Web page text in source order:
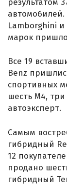
результатом
Lamborghini и
марок
Все 19
Benz
спортивных
шесть M4,
автоэксперт.
Самым
гибридный
12
продано
гибридный